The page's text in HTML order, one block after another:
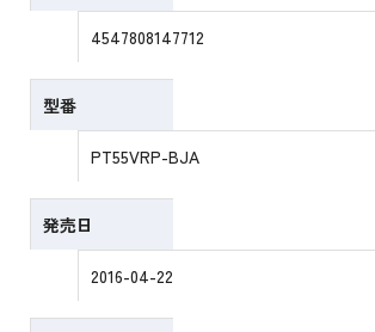
4547808147712
型番
PT55VRP-BJA
発売日
2016-04-22